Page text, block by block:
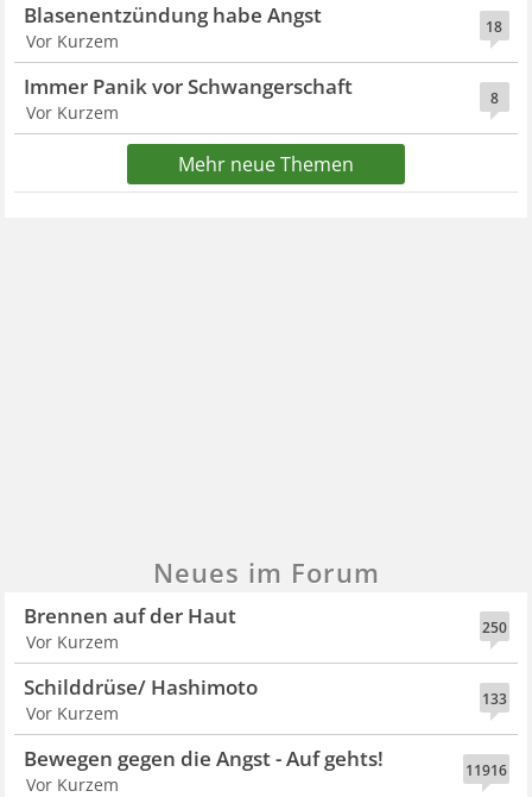
18
Blasenentzündung habe Angst
Vor Kurzem
8
Immer Panik vor Schwangerschaft
Vor Kurzem
Mehr neue Themen
Neues im Forum
250
Brennen auf der Haut
Vor Kurzem
133
Schilddrüse/ Hashimoto
Vor Kurzem
11916
Bewegen gegen die Angst - Auf gehts!
Vor Kurzem